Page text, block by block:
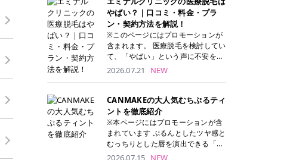
ンケアアイテムとして幅広い世代に
愛用されています。 トナーパッドの
特徴 トナーパッドと拭き取り化粧水
の違い 「トナーパッド」と「拭き取
り化粧水」はどちらも洗顔後に使用
するスキンケアアイテムですが、使
い方や特徴に違いがあります。 トナ
ーパッドは、化粧水があらかじめパ
ッドに含まれているため、コットン
を用意する手間がなく、忙しい朝で
もサッと使えるのが魅力です。 ま
た、保湿成分を豊富に配合した商品
が多く、拭き取り後にそのまま部分
用パックとして使えるトナーパッド
ね。 この記事では、医療脱毛の基本
から、東京で特に通いやすいフレイ
アクリニック・レジーナクリニッ
ク・エミナルクリニック・リゼクリ
ニックの4院について、分かりやす
リニックを見つけて、面倒な自己処
理から卒業しちゃいましょう♪ クリ
ニック 全身＋VIO 全身＋VIO＋顔 特
徴 脱毛器 詳細 フレイアクリニック
52,800円(税込)/5回 94,600円(税
込)/5回 肌への負担に配慮しなが
ら、コストパフォーマンスも重視し
たい方に！ メディオスターモノリス
やばい？｜口コミ・料金・プラ
ン・契約方法を解説！
※このページにはプロモーションが
含まれます。 医療脱毛を検討してい
て、「やばい」という声に不安を抱
える方も多いのではないでしょう
体系をはじめ、学生や友人同士でお
得になる割引キャンペーン、無料カ
ウンセリングから施術までの具体的
なステップを分かりやすく解説しま
す。 これから手軽に全身医療脱毛を
2026.07.21 NEW
CANMAKEの大人気むちぷるティ
ントを徹底紹介
※本ページにはプロモーションが含
まれています ぷるんとしたツヤ感と
むっちりとした唇を演出できる「C
ANMAKE（キャンメイク）むちぷる
2026.07.15 NEW